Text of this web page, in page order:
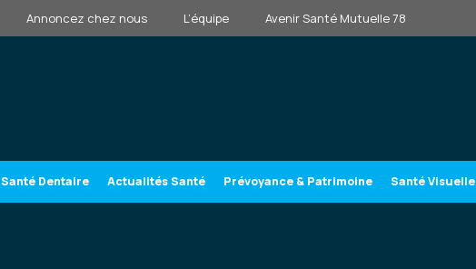
Annoncez chez nous L’équipe Avenir Santé Mutuelle 78
Santé Dentaire Actualités Santé Prévoyance & Patrimoine Santé Visuelle